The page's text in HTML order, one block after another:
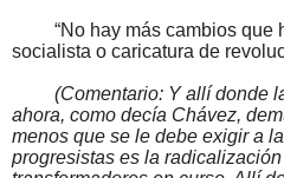
“No hay más cambios que
socialista o caricatura de
(Comentario: Y allí donde
ahora, como decía Chávez,
menos que se le debe exigir a
progresistas es la